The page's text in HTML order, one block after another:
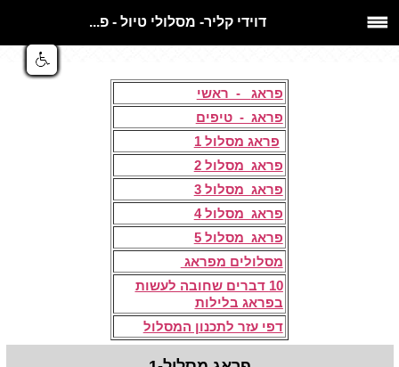
דוידי קליר- מסלולי טיול - פ...
פראג - ראשי
פראג - טיפים
פראג מסלול 1
פראג מסלול 2
פראג מסלול 3
פראג מסלול 4
פראג מסלול 5
מסלולים מפראג
10 דברים שחובה לעשות
בפראג בלילות
דפי עזר לתכנון המסלול